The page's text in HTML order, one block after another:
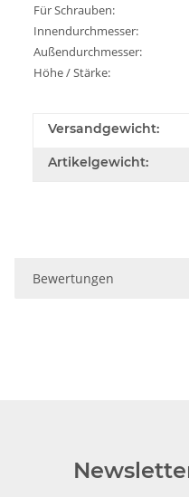
Für Schrauben:
Innendurchmesser:
Außendurchmesser:
Höhe / Stärke:
Versandgewicht:
Artikelgewicht:
Bewertungen